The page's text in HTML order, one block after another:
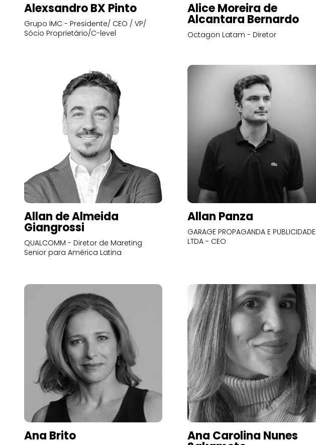
Alexsandro BX Pinto
Grupo IMC - Presidente/ CEO / VP/
Sócio Proprietário/C-level
Alice Moreira de
Alcantara Bernardo
Octagon Latam - Diretor
Allan de Almeida
Giangrossi
QUALCOMM - Diretor de Mareting
Senior para América Latina
Allan Panza
GARAGE PROPAGANDA E PUBLICIDADE
LTDA - CEO
Ana Brito Ana Carolina Nunes